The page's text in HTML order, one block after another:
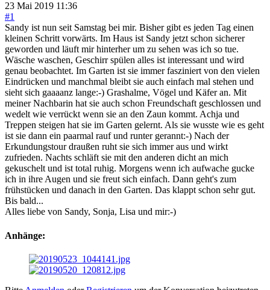
23 Mai 2019 11:36
#1
Sandy ist nun seit Samstag bei mir. Bisher gibt es jeden Tag einen
kleinen Schritt vorwärts. Im Haus ist Sandy jetzt schon sicherer
geworden und läuft mir hinterher um zu sehen was ich so tue.
Wäsche waschen, Geschirr spülen alles ist interessant und wird
genau beobachtet. Im Garten ist sie immer fasziniert von den vielen
Eindrücken und manchmal bleibt sie auch einfach mal stehen und
sieht sich gaaaanz lange:-) Grashalme, Vögel und Käfer an. Mit
meiner Nachbarin hat sie auch schon Freundschaft geschlossen und
wedelt wie verrückt wenn sie an den Zaun kommt. Achja und
Treppen steigen hat sie im Garten gelernt. Als sie wusste wie es geht
ist sie dann ein paarmal rauf und runter gerannt:-) Nach der
Erkundungstour draußen ruht sie sich immer aus und wirkt
zufrieden. Nachts schläft sie mit den anderen dicht an mich
gekuschelt und ist total ruhig. Morgens wenn ich aufwache gucke
ich in ihre Augen und sie freut sich einfach. Dann geht's zum
frühstücken und danach in den Garten. Das klappt schon sehr gut.
Bis bald...
Alles liebe von Sandy, Sonja, Lisa und mir:-)
Anhänge: